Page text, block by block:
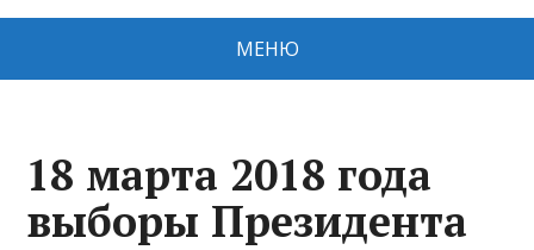
МЕНЮ
18 марта 2018 года
выборы Президента